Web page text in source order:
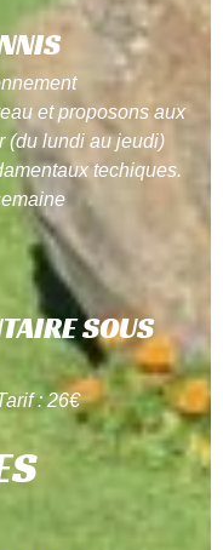
et proposons aux
(du lundi au jeudi)
techiques.
SOUS
: 26€